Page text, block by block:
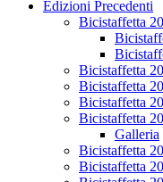
Edizioni Precedenti
Bicistaffetta
Bicistaffetta
Bicistaffetta
Bicistaffetta
Bicistaffetta
Galleria
Bicistaffetta
Bicistaffetta